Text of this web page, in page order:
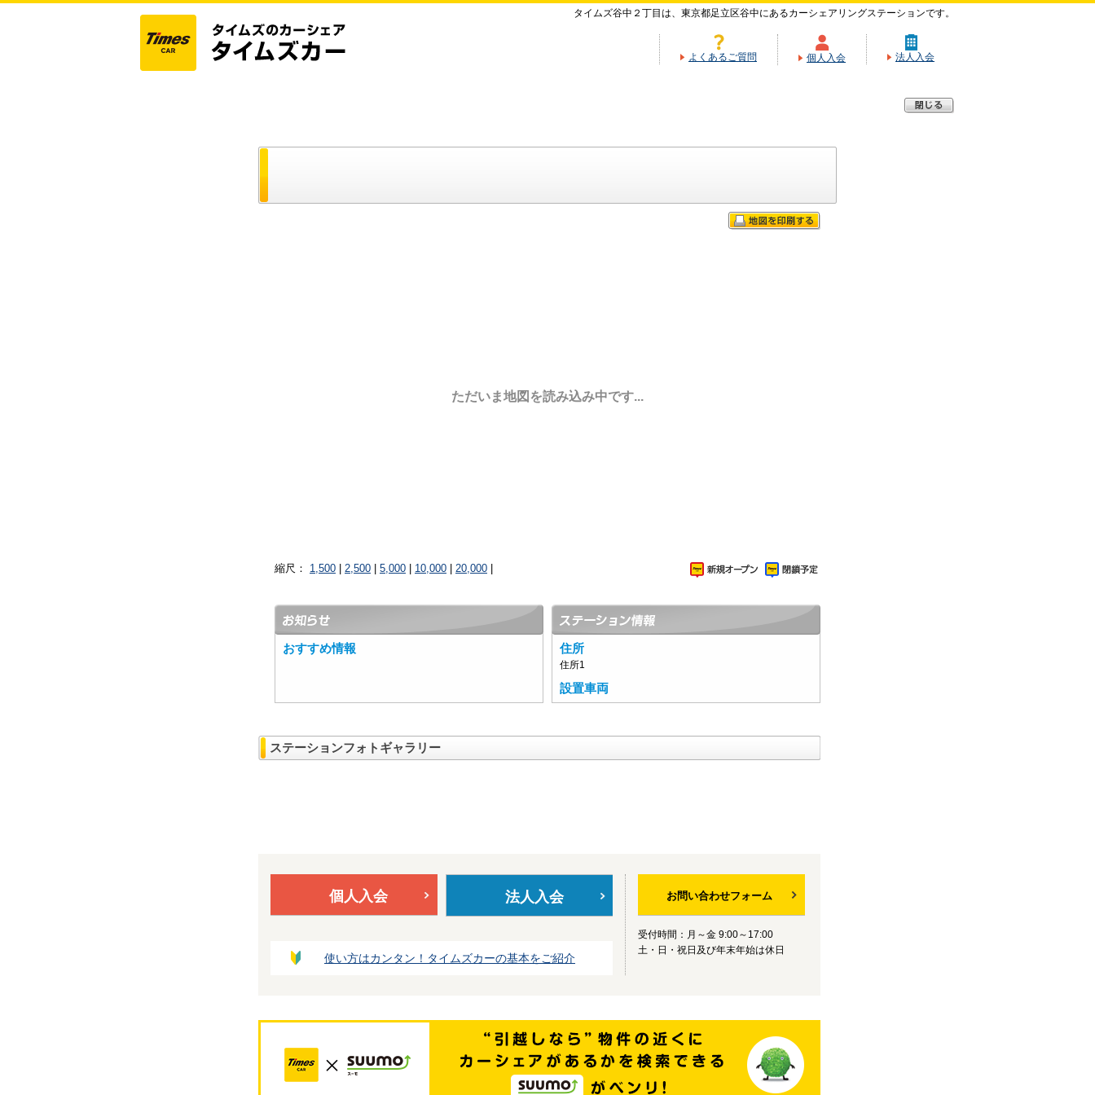
タイムズ谷中２丁目は、東京都足立区谷中にあるカーシェアリングステーションです。
よくあるご質問 個人入会 法人入会
ただいま地図を読み込み中です...
縮尺： 1,500 2,500 5,000 10,000 20,000
おすすめ情報 住所
住所1
設置車両
ステーションフォトギャラリー
個人入会 法人入会
使い方はカンタン！タイムズカーの基本をご紹介
お問い合わせフォーム
受付時間：月～金 9:00～17:00
土・日・祝日及び年末年始は休日